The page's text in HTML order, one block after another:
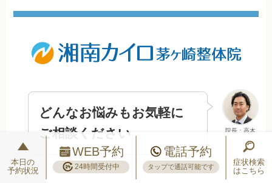
院長：高木
どんなお悩みもお気軽に
ご相談ください
本日の
予約状況
WEB予約
24時間受付中
電話予約
タップで通話可能です
症状検索
はこちら